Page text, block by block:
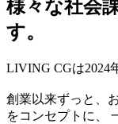
様々な社会
す。
LIVING CGは2024
創業以来ずっと、
をコンセプトに、